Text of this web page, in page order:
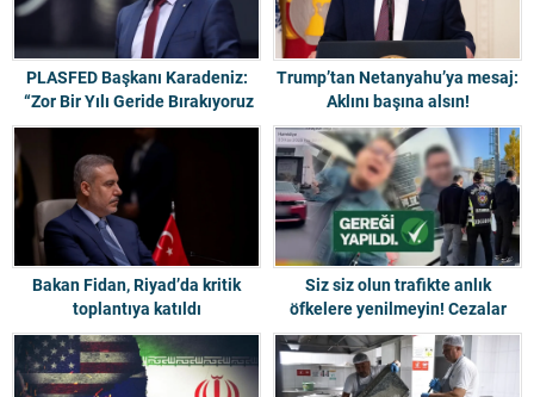
PLASFED Başkanı Karadeniz:
“Zor Bir Yılı Geride Bırakıyoruz
2026 Stratejik Dönüşüm Yılı
Olacak”
Trump’tan Netanyahu’ya mesaj:
Aklını başına alsın!
Bakan Fidan, Riyad’da kritik
toplantıya katıldı
Siz siz olun trafikte anlık
öfkelere yenilmeyin! Cezalar
ağır!